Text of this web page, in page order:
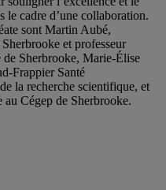
le cadre d’une collaboration.
sont Martin Aubé,
et professeur
de Sherbrooke, Marie-Élise
Frappier Santé
la recherche scientifique, et
Cégep de Sherbrooke.